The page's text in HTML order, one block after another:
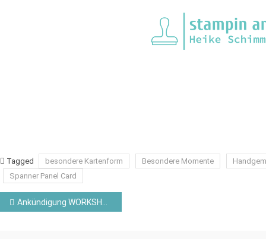
Tagged besondere Kartenform Besondere Momente
Spanner Panel Card
Beitragsnavigation
Ankündigung WORKSHOP TO GO für den Juni 2021